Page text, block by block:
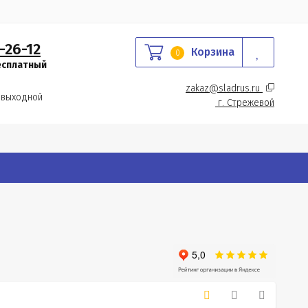
12 0 Корзина
zakaz@sladrus.ru
г. Стрежевой